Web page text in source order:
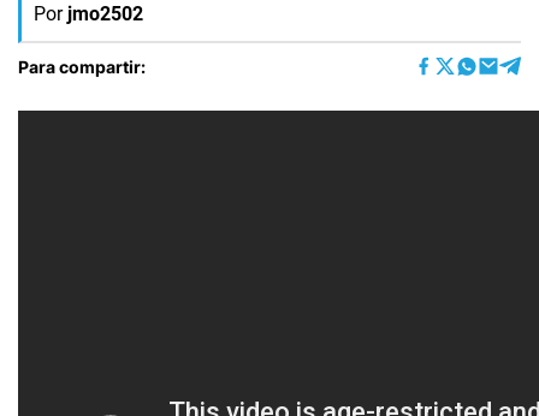
Por jmo2502
Para compartir: